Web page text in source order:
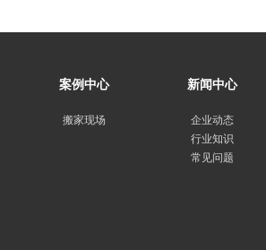
案例中心
搬家现场
新闻中心
企业动态
行业知识
常见问题